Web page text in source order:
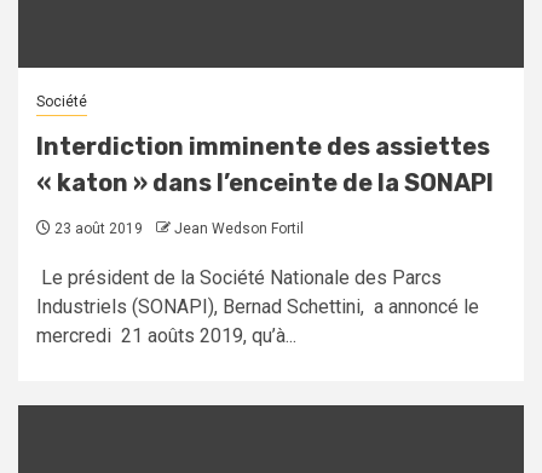
Société
Interdiction imminente des assiettes
« katon » dans l’enceinte de la SONAPI
23 août 2019 Jean Wedson Fortil
Le président de la Société Nationale des Parcs
Industriels (SONAPI), Bernad Schettini, a annoncé le
mercredi 21 aoûts 2019, qu’à...